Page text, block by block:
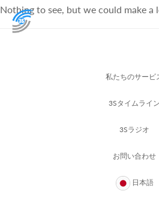
Nothing to see, but we could make a
私たちのサービ
3Sタイムライン
3Sラジオ
お問い合わせ
日本語